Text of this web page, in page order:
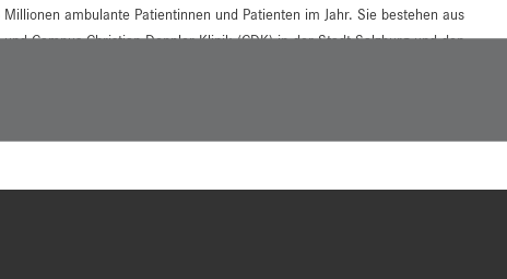
ambulante Patientinnen und Patienten im Jahr. Sie bestehen aus
Campus Christian-Doppler-Klinik (CDK) in der Stadt Salzburg und den